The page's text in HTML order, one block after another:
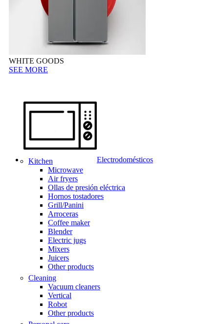
WHITE GOODS
SEE MORE
Electrodomésticos
Kitchen
Microwave
Air fryers
Ollas de presión eléctrica
Hornos tostadores
Grill/Panini
Arroceras
Coffee maker
Blender
Electric jugs
Mixers
Juicers
Other products
Cleaning
Vacuum cleaners
Vertical
Robot
Other products